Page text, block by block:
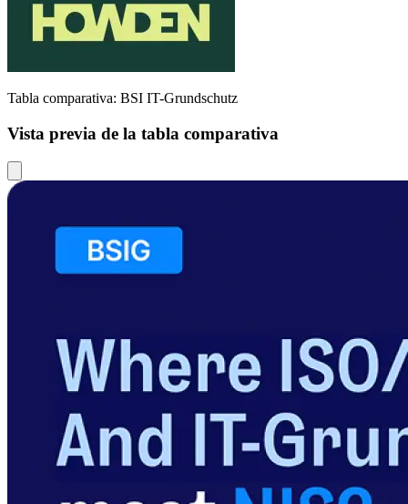
Tabla comparativa: BSI IT-Grundschutz
Vista previa de la tabla comparativa